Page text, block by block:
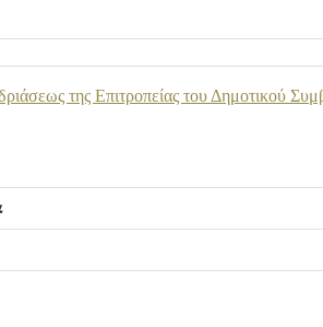
της Επιτροπείας του Δημοτικού